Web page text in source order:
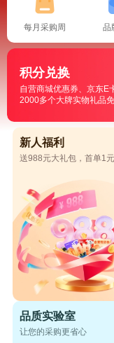
每月采购周 品
积分兑换
自营商城优惠券、京东E
2000多个大牌实物礼品
新人福利
送988元大礼包，首单1
品质实验室
让您的采购更省心